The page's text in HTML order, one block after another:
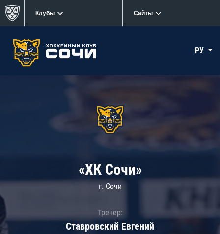
Клубы Сайты
РУ
«ХК Сочи»
г. Сочи
Тренер:
Ставровский Евгений